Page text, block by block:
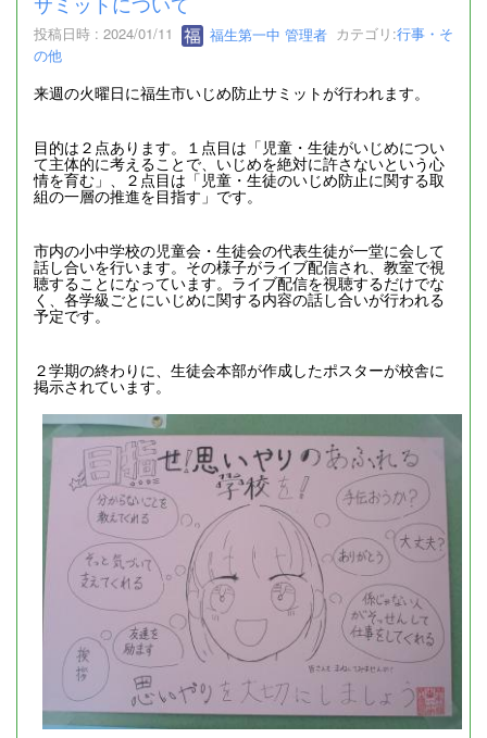
投稿日時 : 2024/01/11 福生第一中 管理者 カテゴリ:行事・そ
の他
来週の火曜日に福生市いじめ防止サミットが行われます。
目的は２点あります。１点目は「児童・生徒がいじめについ
て主体的に考えることで、いじめを絶対に許さないという心
情を育む」、２点目は「児童・生徒のいじめ防止に関する取
組の一層の推進を目指す」です。
市内の小中学校の児童会・生徒会の代表生徒が一堂に会して
話し合いを行います。その様子がライブ配信され、教室で視
聴することになっています。ライブ配信を視聴するだけでな
く、各学級ごとにいじめに関する内容の話し合いが行われる
予定です。
２学期の終わりに、生徒会本部が作成したポスターが校舎に
掲示されています。